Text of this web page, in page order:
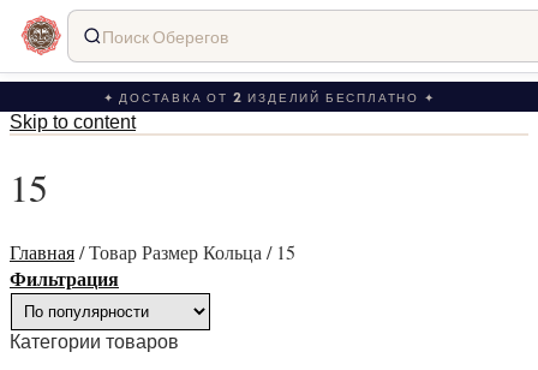
✦ ДОСТАВКА ОТ 2 ИЗДЕЛИЙ БЕСПЛАТНО ✦
Skip to content
15
Главная/Товар Размер Кольца /15
Фильтрация
Категории товаров
Поиск Оберегов